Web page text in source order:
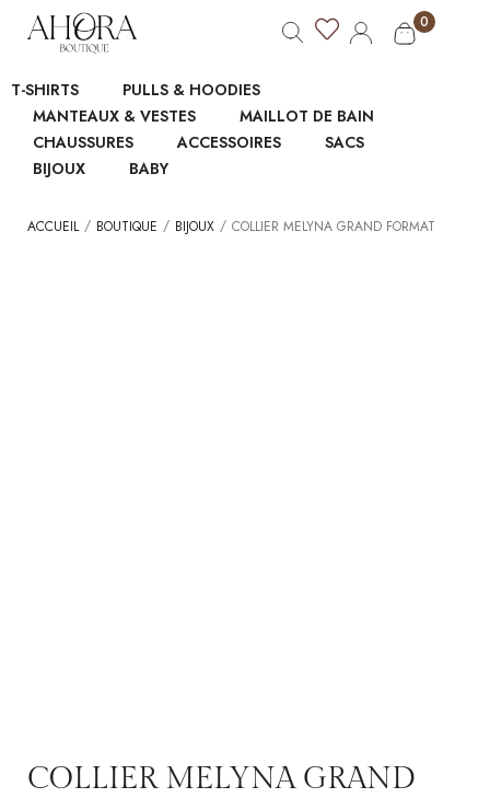
0
T-SHIRTS
PULLS & HOODIES
MANTEAUX & VESTES
MAILLOT DE BAIN
CHAUSSURES
ACCESSOIRES
SACS
BIJOUX
BABY
ACCUEIL / BOUTIQUE / BIJOUX / COLLIER MELYNA GRAND FORMAT
COLLIER MELYNA GRAND